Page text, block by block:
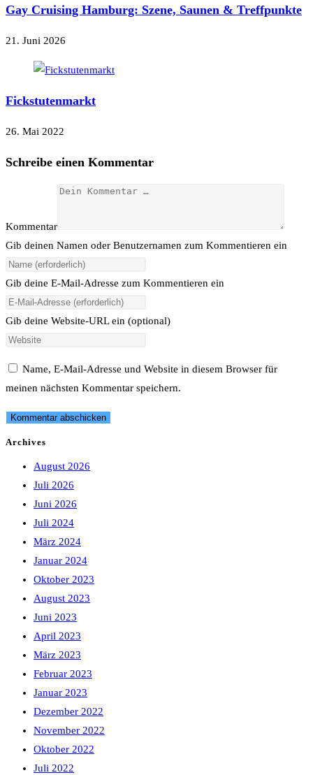
Gay Cruising Hamburg: Szene, Saunen & Treffpunkte
21. Juni 2026
Fickstutenmarkt
26. Mai 2022
Schreibe einen Kommentar
Kommentar
Gib deinen Namen oder Benutzernamen zum Kommentieren ein
Gib deine E-Mail-Adresse zum Kommentieren ein
Gib deine Website-URL ein (optional)
Name, E-Mail-Adresse und Website in diesem Browser für
meinen nächsten Kommentar speichern.
Archives
August 2026
Juli 2026
Juni 2026
Juli 2024
März 2024
Januar 2024
Oktober 2023
August 2023
Juni 2023
April 2023
März 2023
Februar 2023
Januar 2023
Dezember 2022
November 2022
Oktober 2022
Juli 2022